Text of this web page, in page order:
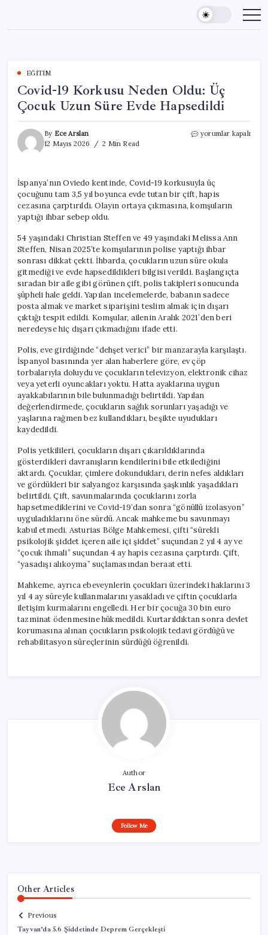
content
EĞITIM
Covid-19 Korkusu Neden Oldu: Üç
Çocuk Uzun Süre Evde Hapsedildi
By Ece Arslan
12 Mayıs 2026
2 Min Read
Covid-
Üç
Çocuk
Uzun
Hapsedildi
için
yorumlar kapalı
İspanya’nın Oviedo kentinde, Covid-19 korkusuyla üç
çocuğunu tam 3,5 yıl boyunca evde tutan bir çift, hapis
cezasına çarptırıldı. Olayın ortaya çıkmasına, komşuların
yaptığı ihbar sebep oldu.
54 yaşındaki Christian Steffen ve 49 yaşındaki Melissa Ann
Steffen, Nisan 2025’te komşularının polise yaptığı ihbar
sonrası dikkat çekti. İhbarda, çocukların uzun süre okula
gitmediği ve evde hapsedildikleri bilgisi verildi. Başlangıçta
sıradan bir aile gibi görünen çift, polis takipleri sonucunda
şüpheli hale geldi. Yapılan incelemelerde, babanın sadece
posta almak ve market siparişini teslim almak için dışarı
çıktığı tespit edildi. Komşular, ailenin Aralık 2021’den beri
neredeyse hiç dışarı çıkmadığını ifade etti.
Polis, eve girdiğinde “dehşet verici” bir manzarayla karşılaştı.
İspanyol basınında yer alan haberlere göre, ev çöp
torbalarıyla doluydu ve çocukların televizyon, elektronik cihaz
veya yeterli oyuncakları yoktu. Hatta ayaklarına uygun
ayakkabılarının bile bulunmadığı belirtildi. Yapılan
değerlendirmede, çocukların sağlık sorunları yaşadığı ve
yaşlarına rağmen bez kullandıkları, beşikte uyudukları
kaydedildi.
Polis yetkilileri, çocukların dışarı çıkarıldıklarında
gösterdikleri davranışların kendilerini bile etkilediğini
aktardı. Çocuklar, çimlere dokundukları, derin nefes aldıkları
ve gördükleri bir salyangoz karşısında şaşkınlık yaşadıkları
belirtildi. Çift, savunmalarında çocuklarını zorla
hapsetmediklerini ve Covid-19’dan sonra “gönüllü izolasyon”
uyguladıklarını öne sürdü. Ancak mahkeme bu savunmayı
kabul etmedi. Asturias Bölge Mahkemesi, çifti “sürekli
psikolojik şiddet içeren aile içi şiddet” suçundan 2 yıl 4 ay ve
“çocuk ihmali” suçundan 4 ay hapis cezasına çarptırdı. Çift,
“yasadışı alıkoyma” suçlamasından beraat etti.
Mahkeme, ayrıca ebeveynlerin çocukları üzerindeki haklarını 3
yıl 4 ay süreyle kullanmalarını yasakladı ve çiftin çocuklarla
iletişim kurmalarını engelledi. Her bir çocuğa 30 bin euro
tazminat ödenmesine hükmedildi. Kurtarıldıktan sonra devlet
korumasına alınan çocukların psikolojik tedavi gördüğü ve
rehabilitasyon süreçlerinin sürdüğü öğrenildi.
Author
Ece Arslan
Follow Me
Other Articles
Previous
Tayvan’da 5.6 Şiddetinde Deprem Gerçekleşti